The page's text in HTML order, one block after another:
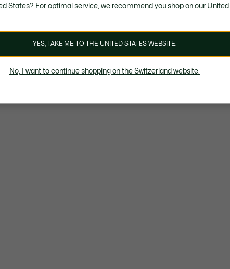
States? For optimal service, we recommend you shop on our
YES, TAKE ME TO THE UNITED STATES WEBSITE.
No, I want to continue shopping on the Switzerland website.